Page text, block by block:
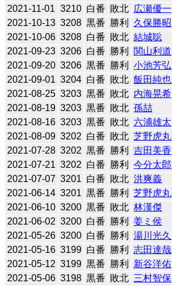
2021-11-01 3210 白番 敗北 広瀬優一
2021-10-13 3208 黒番 勝利 久保勝昭
2021-10-06 3208 白番 敗北 結城聡
2021-09-23 3206 白番 勝利 関山利道
2021-09-20 3206 黒番 勝利 小池芳弘
2021-09-01 3204 白番 敗北 飯田純也
2021-08-25 3203 黒番 敗北 内海晃希
2021-08-19 3203 黒番 敗北 孫喆
2021-08-16 3203 黒番 敗北 六浦雄太
2021-08-09 3202 白番 敗北 芝野虎丸
2021-07-28 3202 黒番 勝利 吉田美香
2021-07-21 3202 白番 勝利 今分太郎
2021-07-07 3201 白番 敗北 洪爽義
2021-06-14 3201 黒番 勝利 芝野虎丸
2021-06-10 3200 黒番 敗北 林漢傑
2021-06-02 3200 白番 勝利 姜ミ侯
2021-05-26 3200 白番 勝利 湯川光久
2021-05-16 3199 白番 勝利 志田達哉
2021-05-12 3199 黒番 勝利 新谷洋佑
2021-05-06 3198 黒番 敗北 三村智保